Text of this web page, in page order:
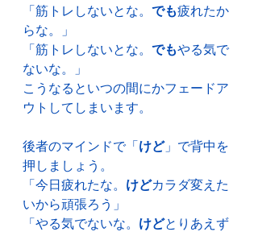
「筋トレしないとな。 でも疲れたか
らな。」
「筋トレしないとな。 でもやる気で
ないな。」
こうなるといつの間にかフェードア
ウトしてしまいます。
後者のマインドで「けど」で背中を
押しましょう。
「今日疲れたな。 けどカラダ変えた
いから頑張ろう」
「やる気でないな。 けどとりあえず